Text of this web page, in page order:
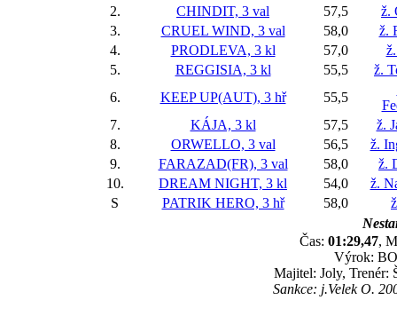
2.
CHINDIT, 3 val 57,5
ž.
3.
CRUEL WIND, 3 val 58,0
ž.
4.
PRODLEVA, 3 kl 57,0
5.
REGGISIA, 3 kl 55,5
ž.
6.
KEEP UP(AUT), 3 hř 55,5
7.
KÁJA, 3 kl 57,5
ž.
8.
ORWELLO, 3 val 56,5
ž.
9.
FARAZAD(FR), 3 val 58,0
ž.
10.
DREAM NIGHT, 3 kl 54,0
ž.
S
PATRIK HERO, 3 hř 58,0
Čas: 01:29,47,
Výrok:
Majitel: Joly, Trenér:
Sankce: j.Velek O.